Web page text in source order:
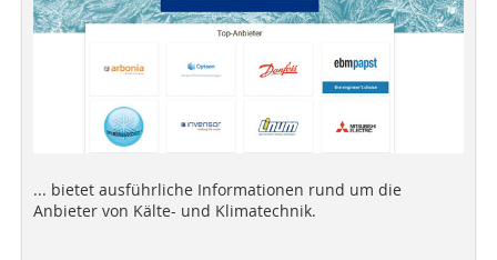
... bietet ausführliche Informationen rund um die
Anbieter von Kälte- und Klimatechnik.